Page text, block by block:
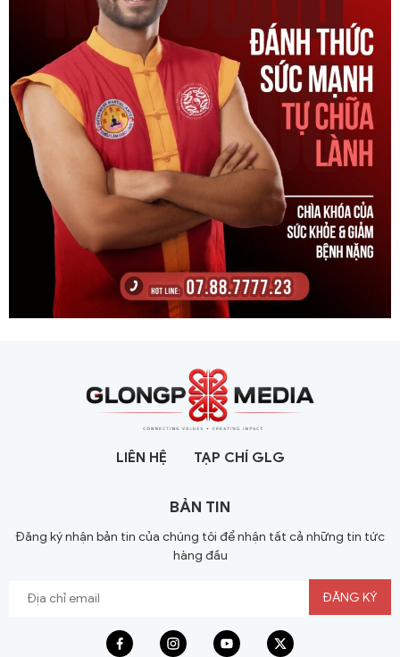
LIÊN HỆ TẠP CHÍ GLG
BẢN TIN
Đăng ký nhận bản tin của chúng tôi để nhận tất cả những tin tức
hàng đầu